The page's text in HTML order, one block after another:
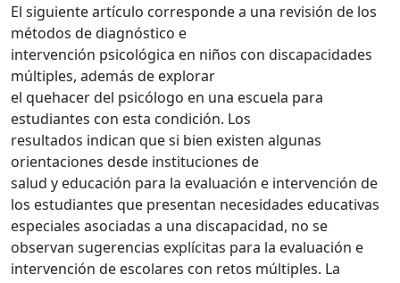
El siguiente artículo corresponde a una revisión de los
métodos de diagnóstico e
intervención psicológica en niños con discapacidades
múltiples, además de explorar
el quehacer del psicólogo en una escuela para
estudiantes con esta condición. Los
resultados indican que si bien existen algunas
orientaciones desde instituciones de
salud y educación para la evaluación e intervención de
los estudiantes que presentan necesidades educativas
especiales asociadas a una discapacidad, no se
observan sugerencias explícitas para la evaluación e
intervención de escolares con retos múltiples. La